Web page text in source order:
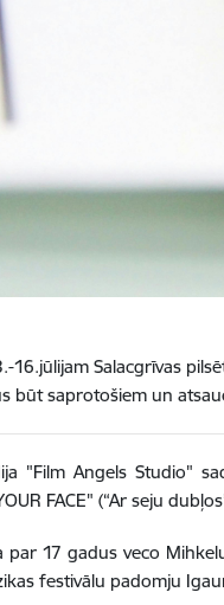
16.jūlijam Salacgrīvas
būt saprotošiem un
"Film Angels Studio"
FACE" (“Ar seju
par 17 gadus veco
festivālu padomju